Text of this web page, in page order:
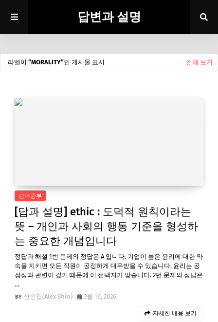
답변과 설명
라벨이 MORALITY 인 게시물 표시 전체 보기
단어공부
[답과 설명] ethic : 도덕적 원칙이라는
뜻 – 개인과 사회의 행동 기준을 형성하
는 중요한 개념입니다
정답과 해설 1번 문제의 정답은 A 입니다. 기업이 높은 윤리에 대한 약
속을 지키면 모든 직원이 공정하게 대우받을 수 있습니다. 윤리는 공
정성과 관련이 깊기 때문에 이 선택지가 맞습니다. 2번 문제의 정답은
…
신승엽(Alex Shin)
2월 16, 2026
자세한 내용 보기